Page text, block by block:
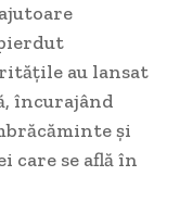
au lansat
încurajând
și
care se află în